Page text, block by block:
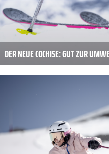
DER NEUE COCHISE: GUT ZUR